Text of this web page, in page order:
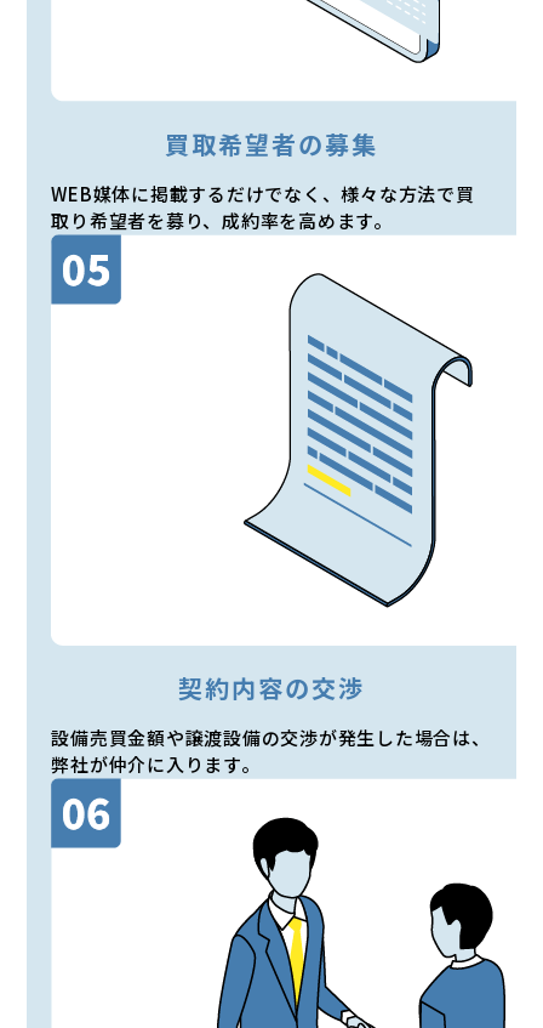
買取希望者の募集
WEB媒体に掲載するだけでなく、様々な方法で買
取り希望者を募り、成約率を高めます。
契約内容の交渉
設備売買金額や譲渡設備の交渉が発生した場合は、
弊社が仲介に入ります。